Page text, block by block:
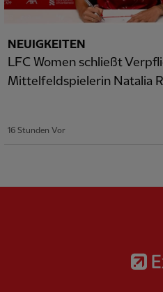
NEUIGKEITEN
LFC Women schließt
Mittelfeldspielerin Natalia
16 Stunden Vor